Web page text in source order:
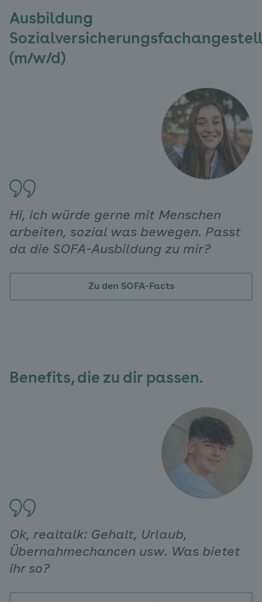
Ausbildung
(m/w/d)
Hi, ich würde gerne mit Menschen
arbeiten, sozial was bewegen. Passt
da die SOFA-Ausbildung zu mir?
Zu den SOFA-Facts
Benefits, die zu dir passen.
Ok, realtalk: Gehalt, Urlaub,
Übernahmechancen usw. Was bietet
ihr so?